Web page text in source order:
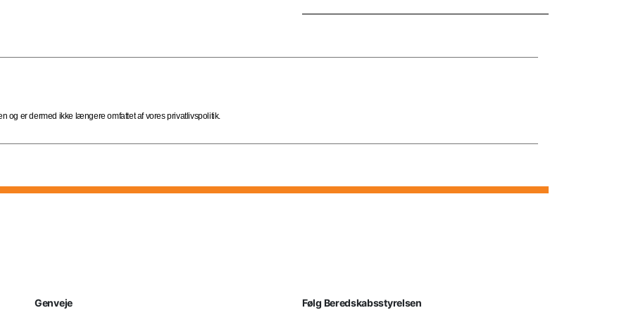
og er dermed ikke længere omfattet af vores privatlivspolitik.
Genveje Følg Beredskabsstyrelsen